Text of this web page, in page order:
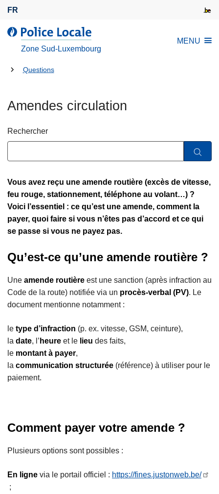
FR
l
o
c
L
o
l
e
Zone Sud-Luxembourg
MENU
Tu
là:
Questions
Amendes circulation
Rechercher
Vous avez reçu une amende routière (excès de vitesse,
feu rouge, stationnement, téléphone au volant…) ?
Voici l’essentiel : ce qu’est une amende, comment la
payer, quoi faire si vous n’êtes pas d’accord et ce qui
se passe si vous ne payez pas.
Qu’est-ce qu’une amende routière ?
Une amende routière est une sanction (après infraction au
Code de la route) notifiée via un procès-verbal (PV). Le
document mentionne notamment :
le type d’infraction (p. ex. vitesse, GSM, ceinture),
la date, l’ heure et le lieu des faits,
le montant à payer,
la communication structurée (référence) à utiliser pour le
paiement.
Comment payer votre amende ?
Plusieurs options sont possibles :
En ligne via le portail officiel : https://fines.justonweb.be/
;